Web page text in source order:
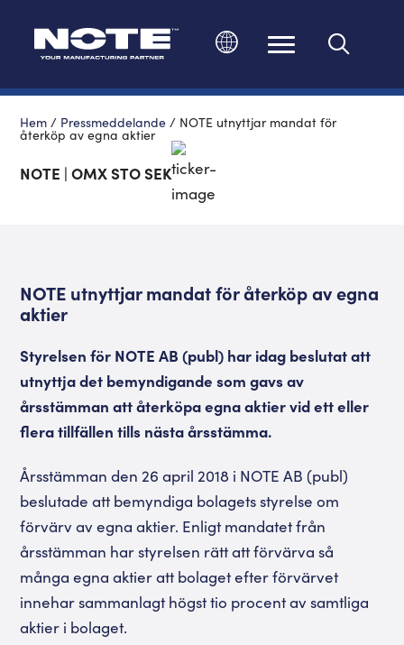
Hem / Pressmeddelande / NOTE utnyttjar mandat för
återköp av egna aktier
NOTE | OMX STO SEK
NOTE utnyttjar mandat för återköp av egna
aktier
Styrelsen för NOTE AB (publ) har idag beslutat att
utnyttja det bemyndigande som gavs av
årsstämman att återköpa egna aktier vid ett eller
flera tillfällen tills nästa årsstämma.
Årsstämman den 26 april 2018 i NOTE AB (publ)
beslutade att bemyndiga bolagets styrelse om
förvärv av egna aktier. Enligt mandatet från
årsstämman har styrelsen rätt att förvärva så
många egna aktier att bolaget efter förvärvet
innehar sammanlagt högst tio procent av samtliga
aktier i bolaget.